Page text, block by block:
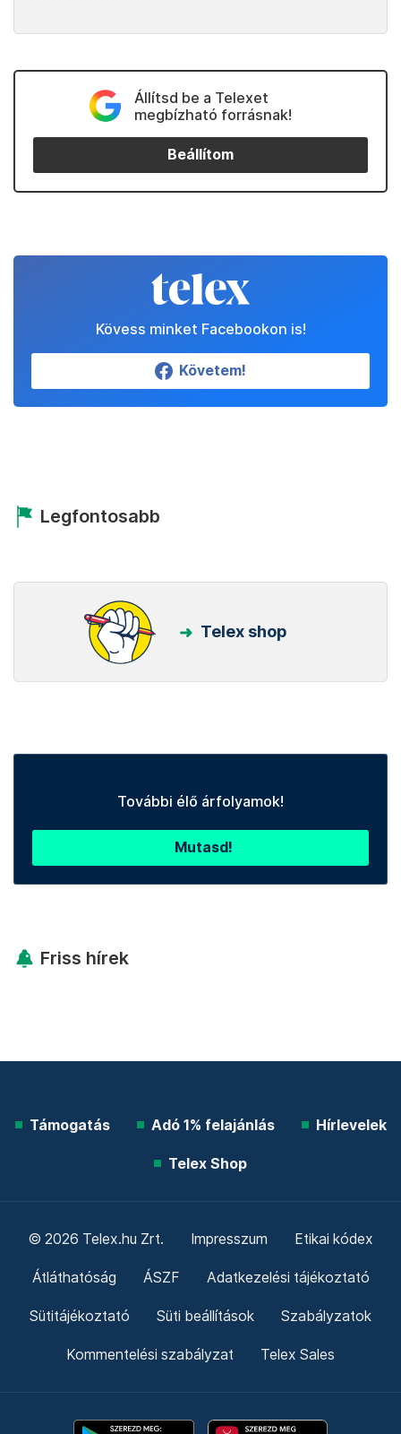
Állítsd be a Telexet
megbízható forrásnak!
Beállítom
Kövess minket Facebookon is!
Követem!
Legfontosabb
Telex shop
További élő árfolyamok!
Mutasd!
Friss hírek
Támogatás Adó 1% felajánlás Hírlevelek
Telex Shop
© 2026 Telex.hu Zrt. Impresszum Etikai kódex
Átláthatóság ÁSZF Adatkezelési tájékoztató
Sütitájékoztató Süti beállítások Szabályzatok
Kommentelési szabályzat Telex Sales